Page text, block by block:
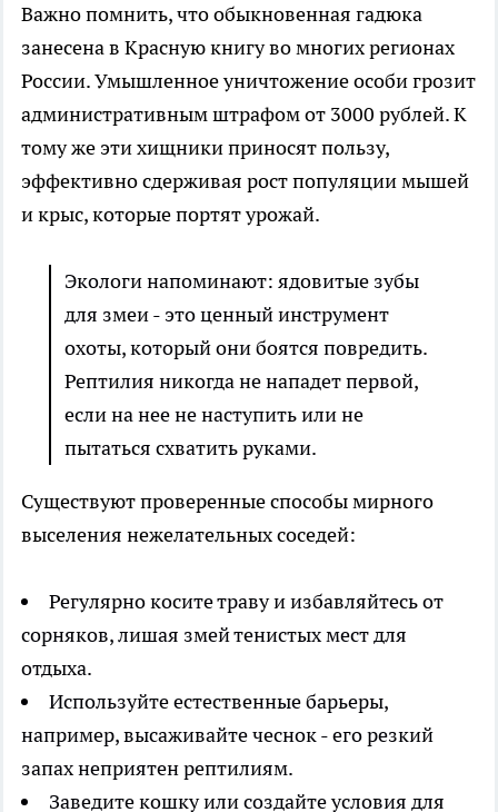
Важно помнить, что обыкновенная гадюка
занесена в Красную книгу во многих регионах
России. Умышленное уничтожение особи грозит
административным штрафом от 3000 рублей. К
тому же эти хищники приносят пользу,
эффективно сдерживая рост популяции мышей
и крыс, которые портят урожай.
Экологи напоминают: ядовитые зубы
для змеи - это ценный инструмент
охоты, который они боятся повредить.
Рептилия никогда не нападет первой,
если на нее не наступить или не
пытаться схватить руками.
Существуют проверенные способы мирного
выселения нежелательных соседей:
Регулярно косите траву и избавляйтесь от
сорняков, лишая змей тенистых мест для
отдыха.
Используйте естественные барьеры,
например, высаживайте чеснок - его резкий
запах неприятен рептилиям.
Заведите кошку или создайте условия для